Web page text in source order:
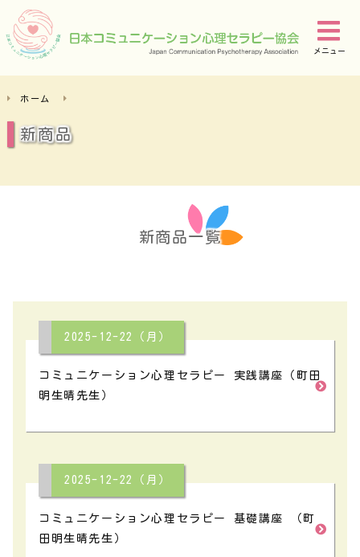
メニュー
ホーム
新商品
新商品一覧
2025-12-22（月）
コミュニケーション心理セラピー 実践講座（町田
明生晴先生）
2025-12-22（月）
コミュニケーション心理セラピー 基礎講座 （町
田明生晴先生）